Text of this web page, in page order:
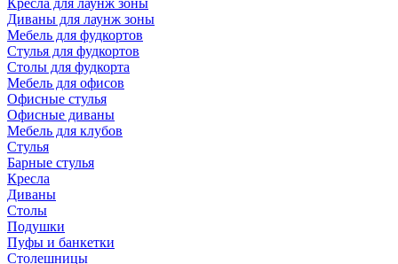
Кресла для лаунж зоны
Диваны для лаунж зоны
Мебель для фудкортов
Стулья для фудкортов
Столы для фудкорта
Мебель для офисов
Офисные стулья
Офисные диваны
Мебель для клубов
Стулья
Барные стулья
Кресла
Диваны
Столы
Подушки
Пуфы и банкетки
Столешницы